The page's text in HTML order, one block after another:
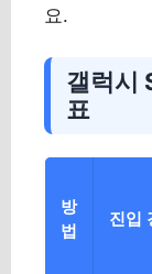
요.
갤럭시
표
방
법
진입